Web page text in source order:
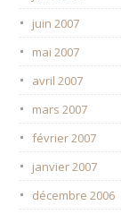
juin 2007
mai 2007
avril 2007
mars 2007
février 2007
janvier 2007
décembre 2006